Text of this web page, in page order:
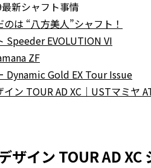
新シャフト事情
は “八方美人”シャフト！
Speeder EVOLUTION VI
ZF
Dynamic Gold EX Tour Issue
ン TOUR AD XC｜USTマミヤ
ザイン TOUR AD XC